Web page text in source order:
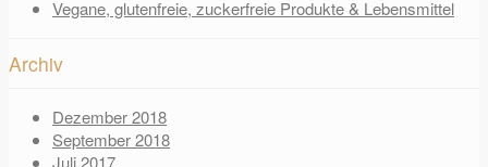
Vegane, glutenfreie, zuckerfreie Produkte & Lebensmittel
Archiv
Dezember 2018
September 2018